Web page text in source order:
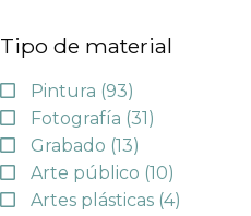
Tipo de material
Pintura (93)
Fotografía (31)
Grabado (13)
Arte público (10)
Artes plásticas (4)